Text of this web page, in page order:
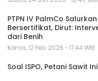
PTPN IV PalmCo
Bersertifikat, Dirut:
dari Benih
Kamis, 12 Feb 2026 - 17:44 WIB
Soal ISPO, Petani Sawit